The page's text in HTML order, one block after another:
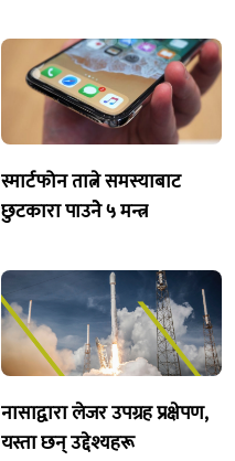
स्मार्टफोन तात्ने समस्याबाट
छुटकारा पाउनेे ५ मन्त्र
नासाद्वारा लेजर उपग्रह प्रक्षेपण,
यस्ता छन् उद्देश्यहरू